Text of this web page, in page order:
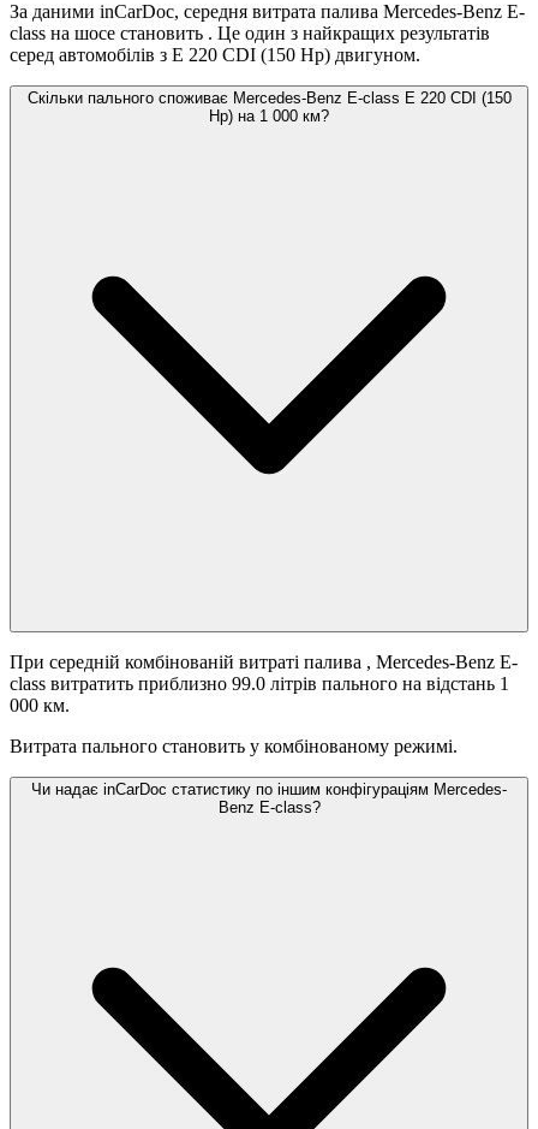
За даними inCarDoc, середня витрата палива Mercedes-Benz E-
class на шосе становить . Це один з найкращих результатів
серед автомобілів з E 220 CDI (150 Hp) двигуном.
Скільки пального споживає Mercedes-Benz E-class E 220 CDI (150
Hp) на 1 000 км?
При середній комбінованій витраті палива , Mercedes-Benz E-
class витратить приблизно 99.0 літрів пального на відстань 1
000 км.
Витрата пального становить у комбінованому режимі.
Чи надає inCarDoc статистику по іншим конфігураціям Mercedes-
Benz E-class?